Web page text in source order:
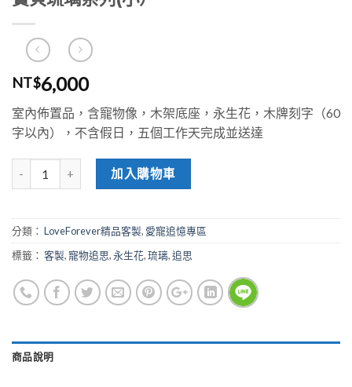
NT$6,000
室內佈置品，含寵物像，木架底座，永生花，木牌刻字（60
字以內），不含假日，五個工作天完成並送達
加入購物車
分類： LoveForever精品客製, 愛寵追憶專區
標籤： 客製,寵物追思,永生花,琉璃,追思
商品說明